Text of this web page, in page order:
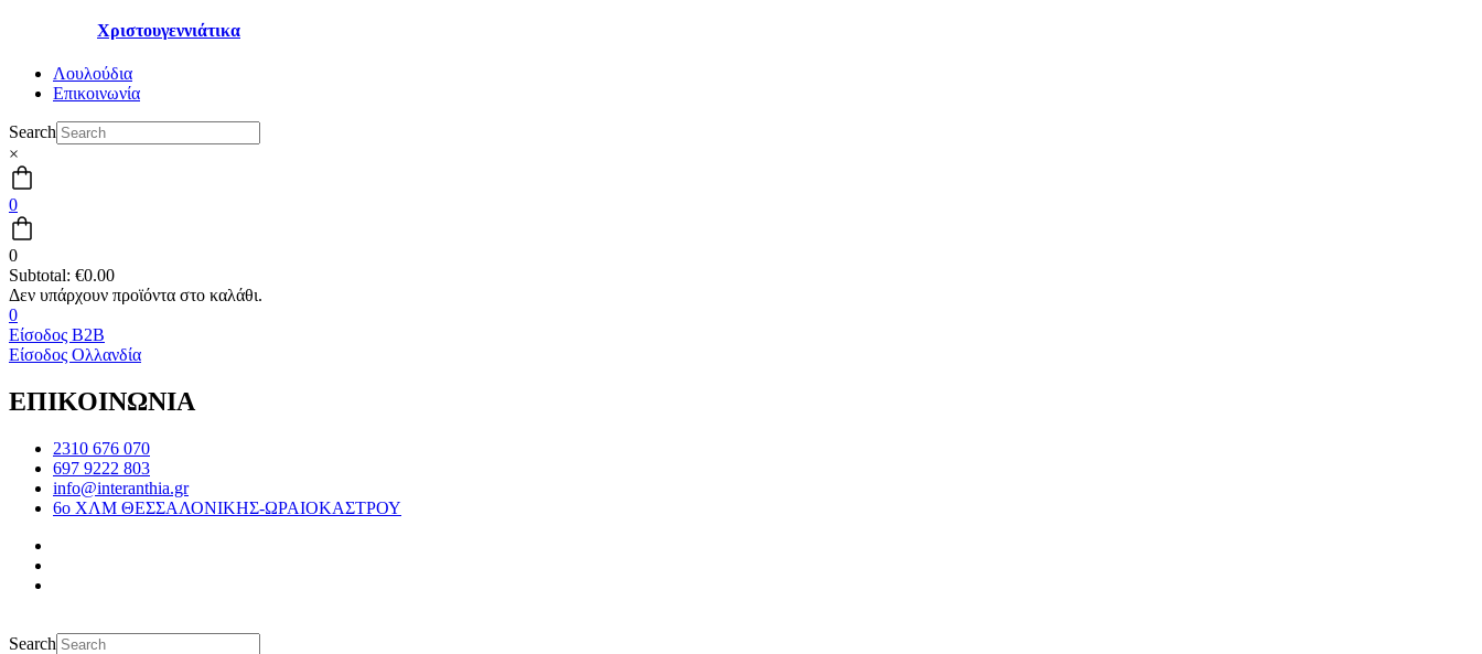
Χριστουγεννιάτικα
Λουλούδια
Επικοινωνία
Search
×
0
0
Subtotal: €0.00
0
Είσοδος B2B
Είσοδος Ολλανδία
ΕΠΙΚΟΙΝΩΝΙΑ
2310 676 070
697 9222 803
info@interanthia.gr
6ο ΧΛΜ ΘΕΣΣΑΛΟΝΙΚΗΣ-ΩΡΑΙΟΚΑΣΤΡΟΥ
Search